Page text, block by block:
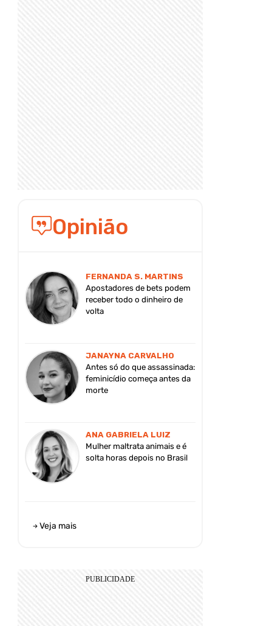
Opinião
FERNANDA S. MARTINS
Apostadores de bets podem
receber todo o dinheiro de
volta
JANAYNA CARVALHO
Antes só do que assassinada:
feminicídio começa antes da
morte
ANA GABRIELA LUIZ
Mulher maltrata animais e é
solta horas depois no Brasil
Veja mais